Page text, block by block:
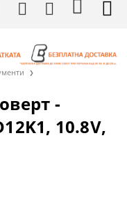
-
10.8V,